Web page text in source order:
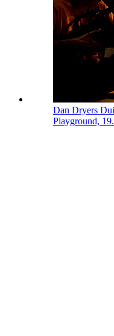
Dan Dryers
Playground,